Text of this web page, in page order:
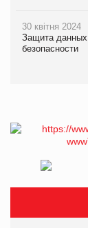
30 квітня 2024
Защита
безопасности